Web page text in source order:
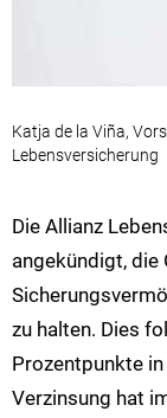
Katja de la Viña,
Lebensversicherung
Die Allianz
angekündigt, die
zu halten. Dies
Prozentpunkte
Verzinsung hat